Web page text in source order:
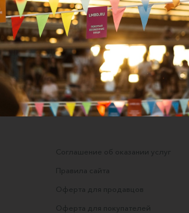
Рубашка бойфренда на
высокий рост. Цвет
миндаль
RKV.WEAR
6800 ₽
Рубашка
кроя из
льна,
segodnya
6690 ₽
Соглашение об оказании услуг
Правила сайта
Оферта для продавцов
Оферта для покупателей